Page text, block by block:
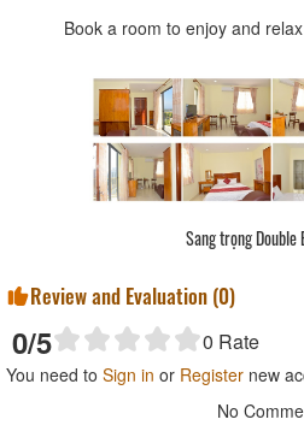
Book a room to enjoy and
Sang trọng Double
Review and Evaluation (0)
0/5 0 Rate
You need to Sign in or Register new
No